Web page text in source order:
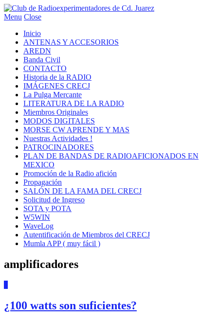
Menu Close
Inicio
ANTENAS Y ACCESORIOS
AREDN
Banda Civil
CONTACTO
Historia de la RADIO
IMÁGENES CRECJ
La Pulga Mercante
LITERATURA DE LA RADIO
Miembros Originales
MODOS DIGITALES
MORSE CW APRENDE Y MAS
Nuestras Actividades !
PATROCINADORES
PLAN DE BANDAS DE RADIOAFICIONADOS EN
MEXICO
Promoción de la Radio afición
Propagación
SALÓN DE LA FAMA DEL CRECJ
Solicitud de Ingreso
SOTA y POTA
W5WIN
WaveLog
Autentificación de Miembros del CRECJ
Mumla APP ( muy fácil )
amplificadores
¿100 watts son suficientes?